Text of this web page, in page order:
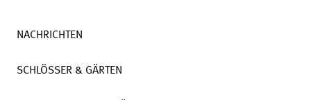
NACHRICHTEN
SCHLÖSSER & GÄRTEN